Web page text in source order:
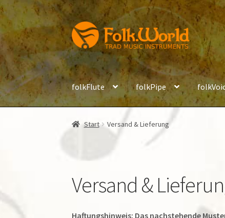
Zur
Navigation
springen
Zum
Inhalt
springen
folkFlute folkPipe
Start Versand & Lieferung
Versand &
Haftungshinweis: Das nachstehende